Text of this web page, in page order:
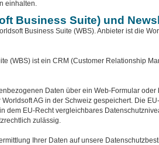
einhalten.
Business Suite) und
Business Suite (WBS). Anbieter ist die
(WBS) ist ein CRM (Customer Relationship
Daten über ein Web-Formular
AG in der Schweiz gespeichert. Die
dem EU-Recht vergleichbares
zulässig.
Ihrer Daten auf unsere